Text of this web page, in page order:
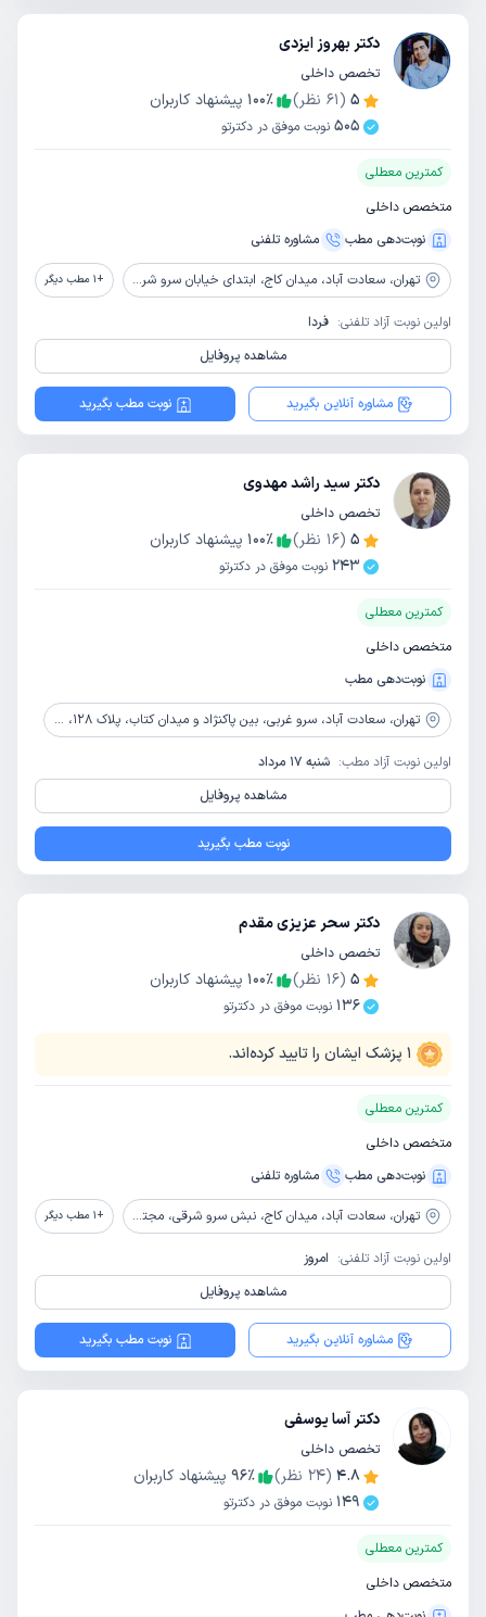
دکتر بهروز ایزدی
تخصص داخلی
5
(
61 نظر) 100٪
پیشنهاد کاربران
505 نوبت موفق در دکترتو
کمترین معطلی
متخصص داخلی
نوبت‌دهی مطب
مشاوره‌ تلفنی
تهران، سعادت آباد، میدان کاج، ابتدای خیابان سرو شرقی، ساختمان پایدار، واحد 802 +
1 مطب دیگر
اولین نوبت آزاد تلفنی: فردا
مشاهده پروفایل
مشاوره آنلاین بگیرید نوبت مطب بگیرید
دکتر سید راشد مهدوی
تخصص داخلی
5
(
16 نظر) 100٪
پیشنهاد کاربران
243 نوبت موفق در دکترتو
کمترین معطلی
متخصص داخلی
نوبت‌دهی مطب
تهران، سعادت آباد، سرو غربی، بین پاکنژاد و میدان کتاب، پلاک 128، طبقه 6
اولین نوبت آزاد مطب: شنبه 17 مرداد
مشاهده پروفایل
نوبت مطب بگیرید
دکتر سحر عزیزی مقدم
تخصص داخلی
5
(
16 نظر) 100٪
پیشنهاد کاربران
136 نوبت موفق در دکترتو
1 پزشک ایشان را تایید کرده‌اند.
کمترین معطلی
متخصص داخلی
نوبت‌دهی مطب
مشاوره‌ تلفنی
تهران، سعادت آباد، میدان کاج، نبش سرو شرقی، مجتمع سعادت، طبقه اول، واحد 9 +
1 مطب دیگر
اولین نوبت آزاد تلفنی: امروز
مشاهده پروفایل
مشاوره آنلاین بگیرید نوبت مطب بگیرید
دکتر آسا یوسفی
تخصص داخلی
4.8
(
24 نظر) 96٪
پیشنهاد کاربران
149 نوبت موفق در دکترتو
کمترین معطلی
متخصص داخلی